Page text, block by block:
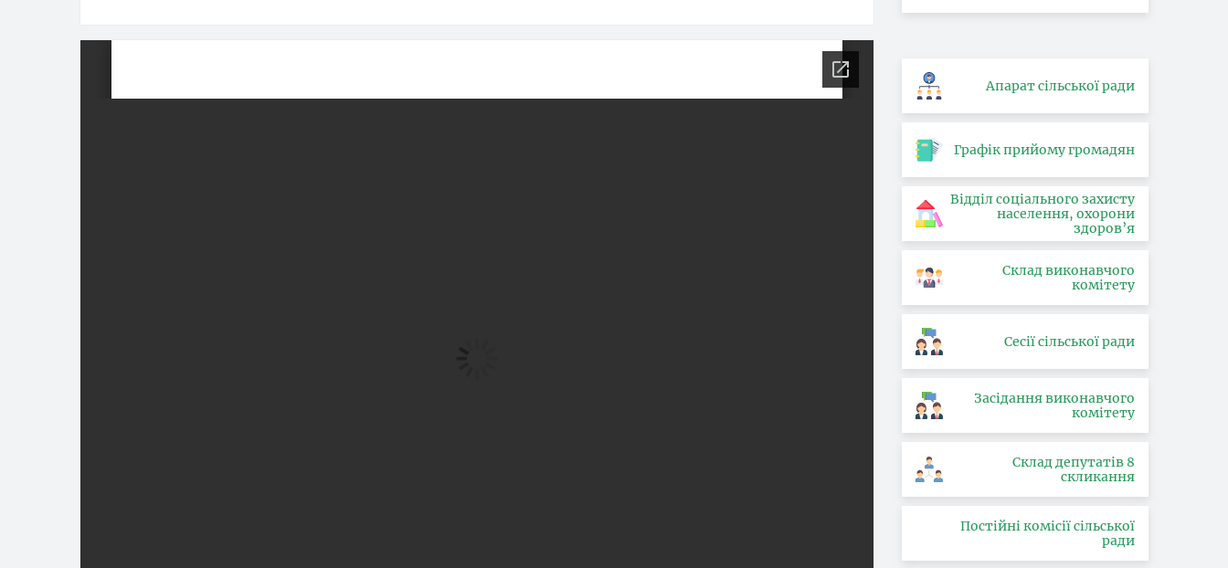
Апарат сільської ради
Графік прийому громадян
Відділ соціального захисту
населення, охорони
здоров’я
Склад виконавчого
комітету
Сесії сільської ради
Засідання виконавчого
комітету
Склад депутатів 8
скликання
Постійні комісії сільської
ради